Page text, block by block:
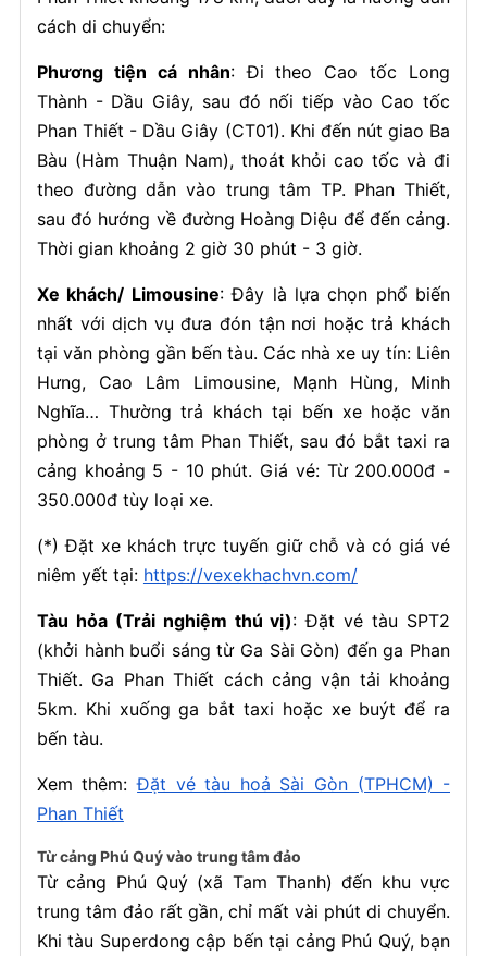
cách di chuyển:
Phương tiện cá nhân: Đi theo Cao tốc Long
Thành - Dầu Giây, sau đó nối tiếp vào Cao tốc
Phan Thiết - Dầu Giây (CT01). Khi đến nút giao Ba
Bàu (Hàm Thuận Nam), thoát khỏi cao tốc và đi
theo đường dẫn vào trung tâm TP. Phan Thiết,
sau đó hướng về đường Hoàng Diệu để đến cảng.
Thời gian khoảng 2 giờ 30 phút - 3 giờ.
Xe khách/ Limousine: Đây là lựa chọn phổ biến
nhất với dịch vụ đưa đón tận nơi hoặc trả khách
tại văn phòng gần bến tàu. Các nhà xe uy tín: Liên
Hưng, Cao Lâm Limousine, Mạnh Hùng, Minh
Nghĩa… Thường trả khách tại bến xe hoặc văn
phòng ở trung tâm Phan Thiết, sau đó bắt taxi ra
cảng khoảng 5 - 10 phút. Giá vé: Từ 200.000đ -
350.000đ tùy loại xe.
(*) Đặt xe khách trực tuyến giữ chỗ và có giá vé
niêm yết tại: https://vexekhachvn.com/
Tàu hỏa (Trải nghiệm thú vị): Đặt vé tàu SPT2
(khởi hành buổi sáng từ Ga Sài Gòn) đến ga Phan
Thiết. Ga Phan Thiết cách cảng vận tải khoảng
5km. Khi xuống ga bắt taxi hoặc xe buýt để ra
bến tàu.
Xem thêm:Đặt vé tàu hoả Sài Gòn (TPHCM) -
Phan Thiết
Từ cảng Phú Quý vào trung tâm đảo
Từ cảng Phú Quý (xã Tam Thanh) đến khu vực
trung tâm đảo rất gần, chỉ mất vài phút di chuyển.
Khi tàu Superdong cập bến tại cảng Phú Quý, bạn